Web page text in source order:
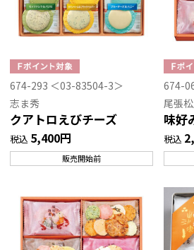
674-293 ＜03-83504-3＞
志ま秀
クアトロえびチーズ
税込 5,400円
販売開始前
674-
尾張
味好
税込